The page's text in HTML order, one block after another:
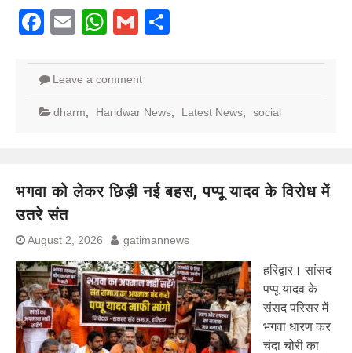
Facebook
EmailWhatsApp
Gmail
Leave a comment
dharm Haridwar News Latest News social
भगवा को लेकर छिड़ी नई बहस, पप्पू यादव के विरोध में
उतरे संत
August 2, 2026 gatimannews
हरिद्वार। सांसद
पप्पू यादव के
संसद परिसर में
भगवा धारण कर
चंदा चोरी का